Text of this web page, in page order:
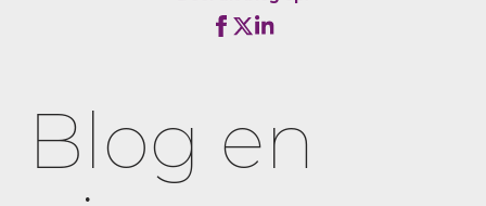
Blog en